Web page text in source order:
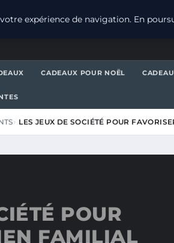
CADEAUX POUR NOËL
LES JEUX DE SOCIÉTÉ POUR
POUR
FAMILIAL
expérience de navigation. En